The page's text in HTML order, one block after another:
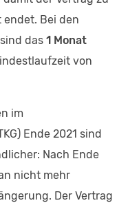
Bei den
das 1 Monat
von
im
Ende 2021 sind
Nach Ende
nicht mehr
Der Vertrag